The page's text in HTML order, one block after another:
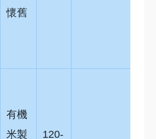
懷舊
有機
米製
120-